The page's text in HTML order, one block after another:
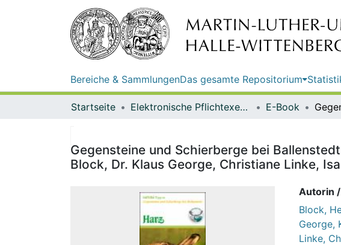
Bereiche & SammlungenDas gesamte Repositorium
Startseite Elektronische Pflichtexemplare E-Book
Gegensteine und Schierberge bei
Block, Dr. Klaus George, Christiane Linke,
Autorin
Block,
George,
Linke,